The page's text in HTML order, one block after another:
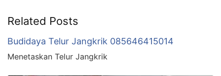
Related Posts
Budidaya Telur Jangkrik 085646415014
Menetaskan Telur Jangkrik